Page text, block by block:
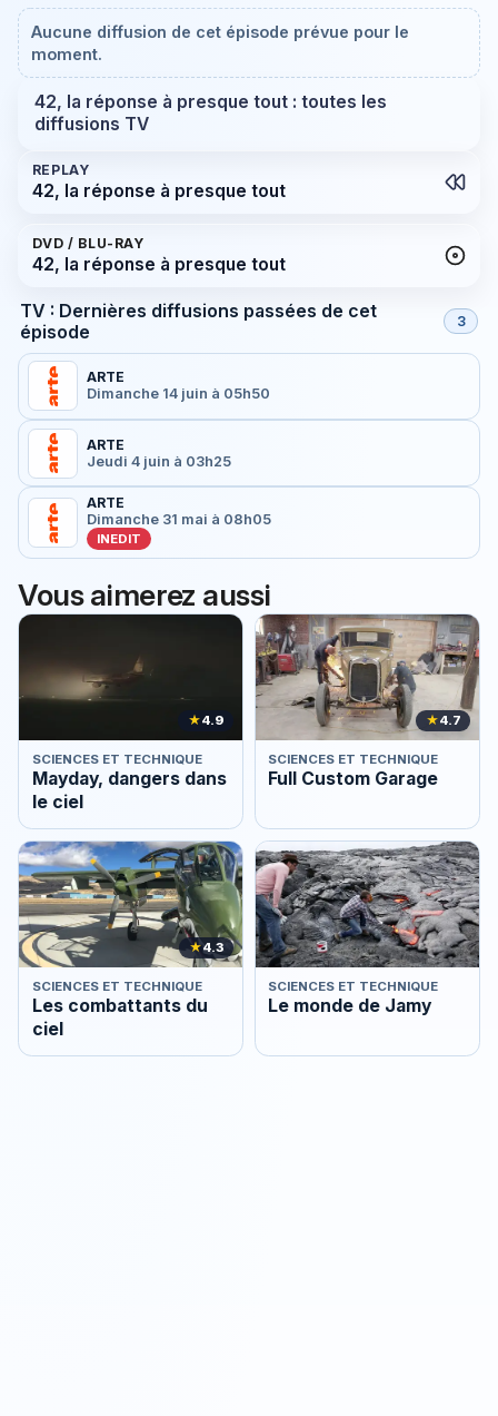
Aucune diffusion de cet épisode prévue pour le
moment.
42, la réponse à presque tout : toutes les
diffusions TV
REPLAY
42, la réponse à presque tout
DVD / BLU-RAY
42, la réponse à presque tout
TV : Dernières diffusions passées de cet
épisode
3
ARTE
Dimanche 14 juin à 05h50
ARTE
Jeudi 4 juin à 03h25
ARTE
Dimanche 31 mai à 08h05
INEDIT
Vous aimerez aussi
★4.9
SCIENCES ET TECHNIQUE
Mayday, dangers dans
le ciel
★4.7
SCIENCES ET TECHNIQUE
Full Custom Garage
★4.3
SCIENCES ET TECHNIQUE
Les combattants du
ciel
SCIENCES ET TECHNIQUE
Le monde de Jamy